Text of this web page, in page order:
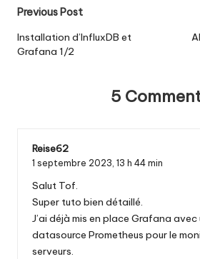
Post
navigation
Previous Post
Installation d’InfluxDB et
Grafana 1/2
5
Reise62
1 septembre 2023, 13 h 44 min
Salut Tof.
Super tuto bien détaillé.
J’ai déjà mis en place Grafana avec
datasource Prometheus pour le
serveurs.